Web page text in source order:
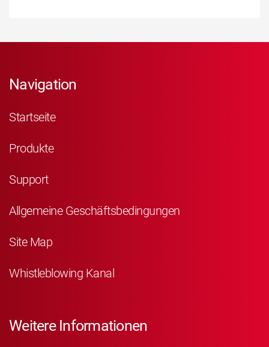
Navigation
Startseite
Produkte
Support
Allgemeine Geschäftsbedingungen
Site Map
Whistleblowing Kanal
Weitere Informationen